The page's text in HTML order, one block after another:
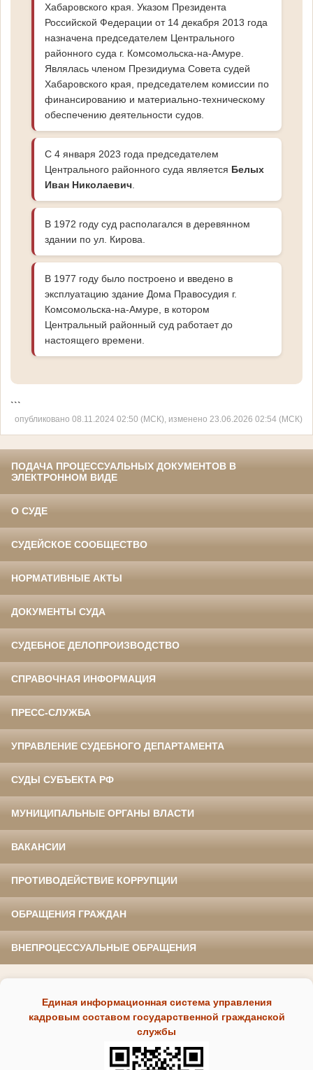
Хабаровского края. Указом Президента
Российской Федерации от 14 декабря 2013 года
назначена председателем Центрального
районного суда г. Комсомольска-на-Амуре.
Являлась членом Президиума Совета судей
Хабаровского края, председателем комиссии по
финансированию и материально-техническому
обеспечению деятельности судов.
С 4 января 2023 года председателем
Центрального районного суда является Белых
Иван Николаевич
В 1972 году суд располагался в деревянном
здании по ул. Кирова.
В 1977 году было построено и введено в
эксплуатацию здание Дома Правосудия г.
Комсомольска-на-Амуре, в котором
Центральный районный суд работает до
настоящего времени.
```
опубликовано 08.11.2024 02:50 (МСК), изменено 23.06.2026 02:54 (МСК)
ПОДАЧА ПРОЦЕССУАЛЬНЫХ ДОКУМЕНТОВ В
ЭЛЕКТРОННОМ ВИДЕ
О СУДЕ
СУДЕЙСКОЕ СООБЩЕСТВО
НОРМАТИВНЫЕ АКТЫ
ДОКУМЕНТЫ СУДА
СУДЕБНОЕ ДЕЛОПРОИЗВОДСТВО
СПРАВОЧНАЯ ИНФОРМАЦИЯ
ПРЕСС-СЛУЖБА
УПРАВЛЕНИЕ СУДЕБНОГО ДЕПАРТАМЕНТА
СУДЫ СУБЪЕКТА РФ
МУНИЦИПАЛЬНЫЕ ОРГАНЫ ВЛАСТИ
ВАКАНСИИ
ПРОТИВОДЕЙСТВИЕ КОРРУПЦИИ
ОБРАЩЕНИЯ ГРАЖДАН
ВНЕПРОЦЕССУАЛЬНЫЕ ОБРАЩЕНИЯ
Единая информационная система управления
кадровым составом государственной гражданской
службы